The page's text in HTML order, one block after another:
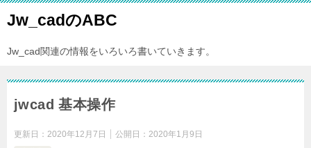
Jw_cadのABC
Jw_cad関連の情報をいろいろ書いていきます。
jwcad 基本操作
更新日： 2020年12月7日 公開日： 2020年1月9日